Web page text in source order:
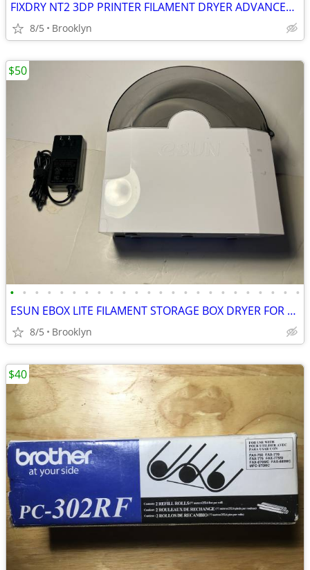
FIXDRY NT2 3DP PRINTER FILAMENT DRYER ADVANCED MOISTURE CONTROL SYSTEM
8/5 Brooklyn
• • • • • • • • • • • • • • • • • • • • • • • •
ESUN EBOX LITE FILAMENT STORAGE BOX DRYER FOR 3D PRINTING MATERIAL PRO
8/5 Brooklyn
$50
$40